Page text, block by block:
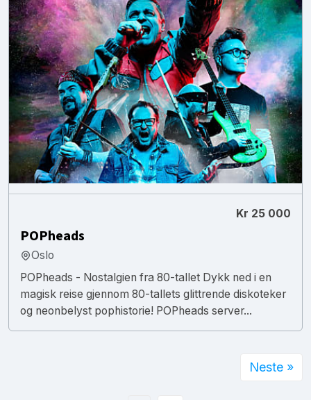
Kr 25 000
POPheads
Oslo
POPheads - Nostalgien fra 80-tallet Dykk ned i en
magisk reise gjennom 80-tallets glittrende diskoteker
og neonbelyst pophistorie! POPheads server...
Neste »